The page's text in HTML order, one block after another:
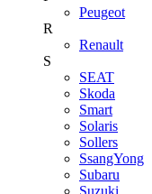
Peugeot
R
Renault
S
SEAT
Skoda
Smart
Solaris
Sollers
SsangYong
Subaru
Suzuki